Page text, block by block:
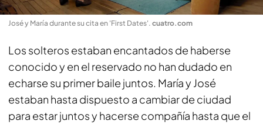
José y María durante su cita en 'First Dates'. cuatro.com
Los solteros estaban encantados de haberse
conocido y en el reservado no han dudado en
echarse su primer baile juntos. María y José
estaban hasta dispuesto a cambiar de ciudad
para estar juntos y hacerse compañía hasta que el